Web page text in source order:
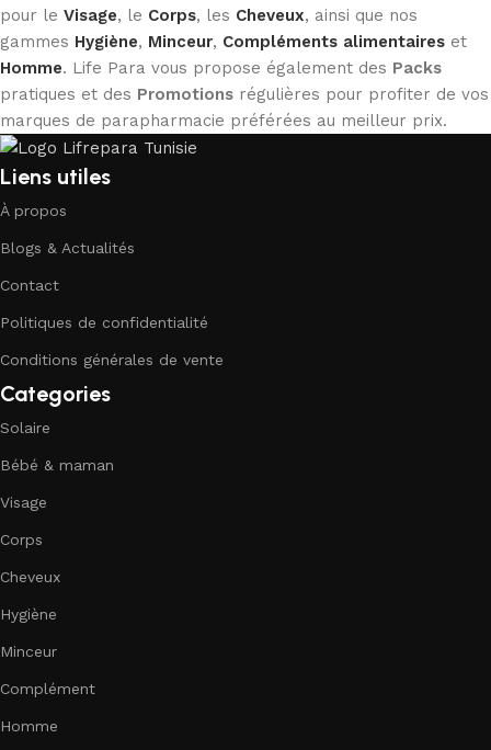
pour le Visage, le Corps, les Cheveux, ainsi que nos
gammes Hygiène, Minceur, Compléments alimentaires et
Homme. Life Para vous propose également des Packs
pratiques et des Promotions régulières pour profiter de vos
marques de parapharmacie préférées au meilleur prix.
Liens utiles
À propos
Blogs & Actualités
Contact
Politiques de confidentialité
Conditions générales de vente
Categories
Solaire
Bébé & maman
Visage
Corps
Cheveux
Hygiène
Minceur
Complément
Homme